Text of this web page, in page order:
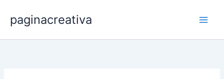
content
paginacreativa